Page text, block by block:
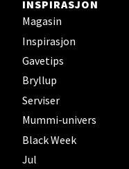
INSPIRASJON
Magasin
Inspirasjon
Gavetips
Bryllup
Serviser
Mummi-univers
Black Week
Jul
Falkenborgveien
Åpent i dag 09-21
0 i butikk
Ski - Thon